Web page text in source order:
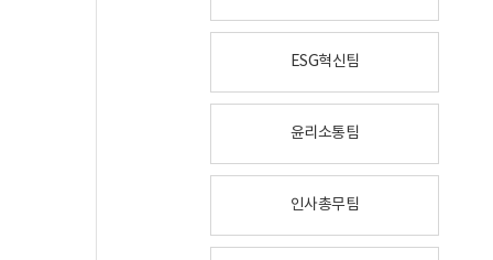
ESG혁신팀
윤리소통팀
인사총무팀